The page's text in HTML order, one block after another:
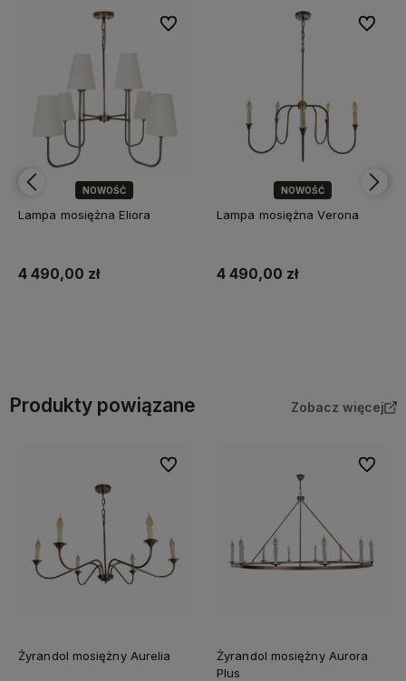
NOWOŚĆ
Lampa mosiężna Eliora
4 490,00 zł
Do ulubionych
Do ulubionych
NOWOŚĆ
Lampa mosiężna Verona
4 490,00 zł
Do
Do
Produkty powiązane Zobacz więcej
Żyrandol mosiężny Aurelia
Do ulubionych
Żyrandol mosiężny Aurora
Plus
Do